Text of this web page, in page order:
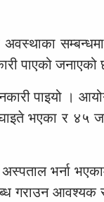
पाएको जनाएको
पाइयो ।
भएका र ४५
भर्ना
गराउन आवश्यक